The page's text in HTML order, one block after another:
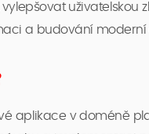
uživatelskou
a budování moderní
aplikace v doméně